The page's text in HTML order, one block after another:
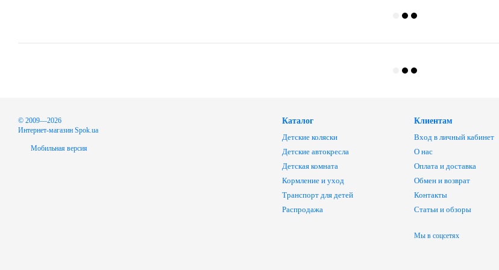
© 2009—2026
Интернет-магазин Spok.ua
Мобильная версия
Каталог
Детские коляски
Детские автокресла
Детская комната
Кормление и уход
Транспорт для детей
Распродажа
Клиентам
Вход в личный кабинет
О нас
Оплата и доставка
Обмен и возврат
Контакты
Статьи и обзоры
Мы в соцсетях